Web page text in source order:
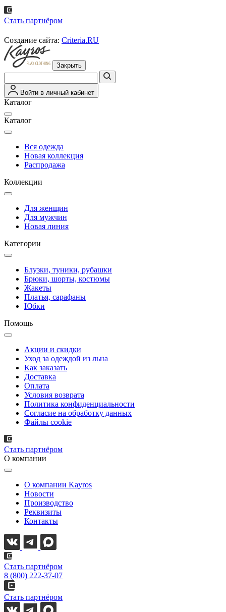
Стать партнёром
Создание сайта: Criteria.RU
Закрыть
Войти в личный кабинет
Каталог
Каталог
Вся одежда
Новая коллекция
Распродажа
Коллекции
Для женщин
Для мужчин
Новая линия
Категории
Блузки, туники, рубашки
Брюки, шорты, костюмы
Жакеты
Платья, сарафаны
Юбки
Помощь
Акции и скидки
Уход за одеждой из льна
Как заказать
Доставка
Оплата
Условия возврата
Политика конфиденциальности
Согласие на обработку данных
Файлы cookie
Стать партнёром
О компании
О компании Kayros
Новости
Производство
Реквизиты
Контакты
Стать партнёром
8 (800) 222-37-07
Стать партнёром